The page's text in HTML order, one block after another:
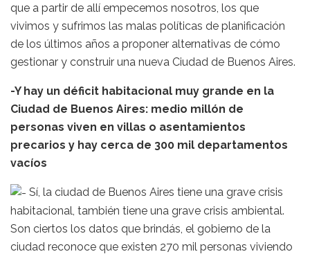
que a partir de allí empecemos nosotros, los que
vivimos y sufrimos las malas políticas de planificación
de los últimos años a proponer alternativas de cómo
gestionar y construir una nueva Ciudad de Buenos Aires.
-Y hay un déficit habitacional muy grande en la
Ciudad de Buenos Aires: medio millón de
personas viven en villas o asentamientos
precarios y hay cerca de 300 mil departamentos
vacíos
Sí, la ciudad de Buenos Aires tiene una grave crisis
habitacional, también tiene una grave crisis ambiental.
Son ciertos los datos que brindás, el gobierno de la
ciudad reconoce que existen 270 mil personas viviendo